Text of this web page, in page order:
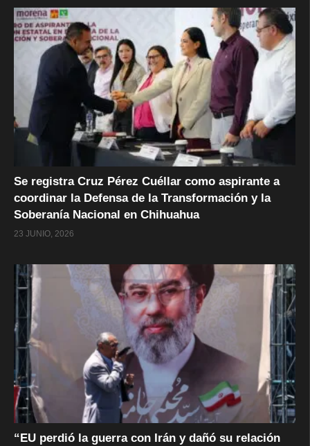
Se registra Cruz Pérez Cuéllar como aspirante a
coordinar la Defensa de la Transformación y la
Soberanía Nacional en Chihuahua
23 JUNIO, 2026
“EU perdió la guerra con Irán y dañó su relación